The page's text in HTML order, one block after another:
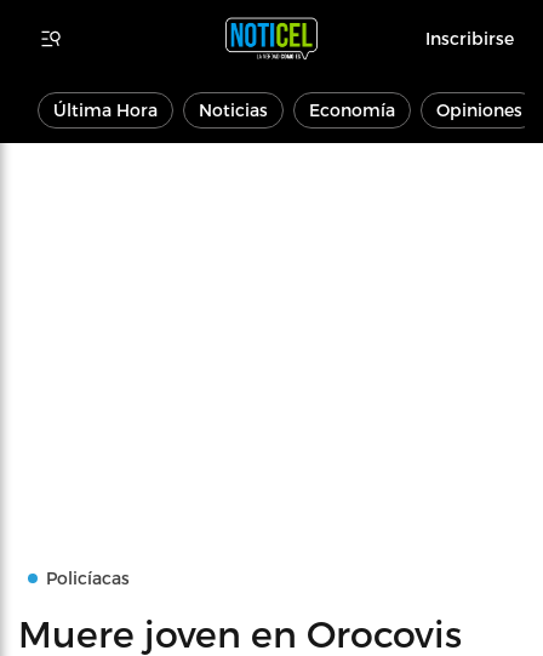
Inscribirse
Última Hora Noticias Economía Opiniones
Policíacas
Muere joven en Orocovis